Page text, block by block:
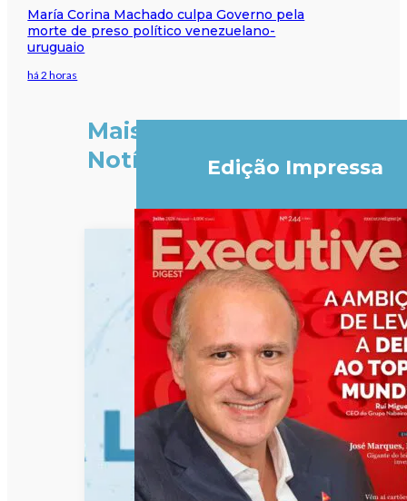
María Corina Machado culpa Governo pela
morte de preso político venezuelano-
uruguaio
há 2 horas
Mais
Notícias
Edição Impressa